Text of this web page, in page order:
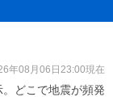
年08月06日23:00現在
どこで地震が頻発